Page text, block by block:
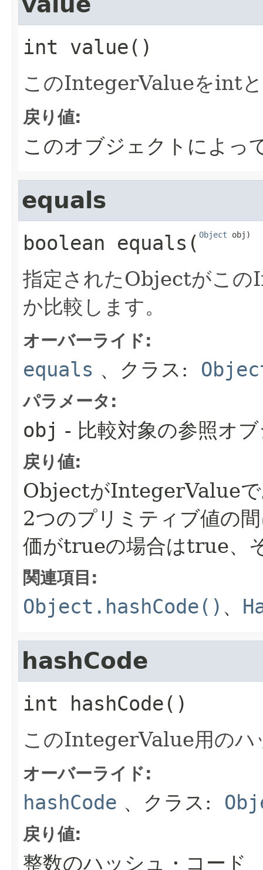
int value ()
このIntegerValueをint
戻り値:
このオブジェクトによっ
equals
boolean equals ​( Object obj)
指定されたObjectがこ
か比較します。
オーバーライド:
equals 、クラス:
パラメータ:
obj - 比較対象の参照オ
戻り値:
ObjectがIntegerValueで
2つのプリミティブ値の
価がtrueの場合はtrue、
関連項目:
Object.hashCode() 、
hashCode
int hashCode ()
このIntegerValue用のハ
オーバーライド:
hashCode 、クラス:
戻り値:
整数のハッシュ・コード